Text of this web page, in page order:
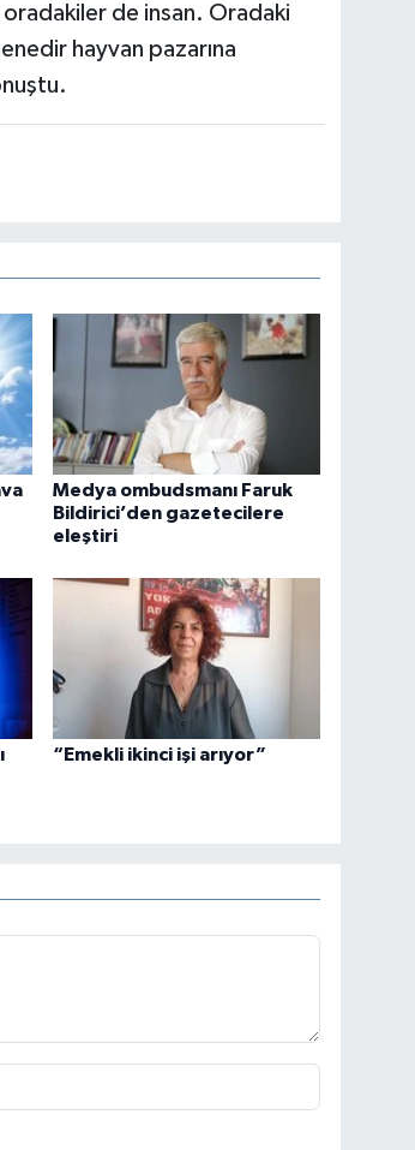
oradakiler de insan. Oradaki
hayvan pazarına
Medya ombudsmanı Faruk
Bildirici’den gazetecilere
eleştiri
“Emekli ikinci işi arıyor”